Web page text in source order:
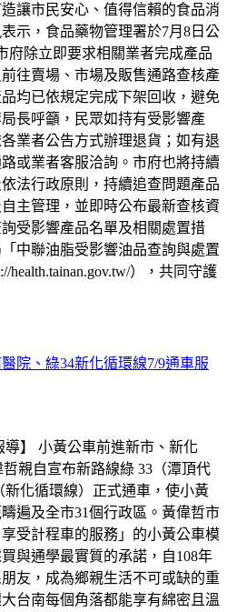
讓市民安心、值得信賴的食品消
示，食品藥物管理署於7月8日公
府除立即要求相關業者完成產品
往賣場、市場及販售通路查核產
均已依規定完成下架回收，避免
長呼籲，民眾如持有受影響產
業者公告方式辦理退貨；如有退
或業者客服洽詢。市府也將持續
法行政原則，持續追查問題產品
主管理，並即時公布最新查核資
受影響產品名單及相關處置措
中聯油脂受影響油品查詢與處置
health.tainan.gov.tw/），共同守護
院、綠34新化循環線7/9通車服
導】 小黃公車前進新市、新化
親自宣布新路線綠 33（潭頂代
新化循環線）正式通車，使小黃
遍及全市31個行政區。黃偉哲市
受計程車的服務」的小黃公車模
與通學最實質的承諾，自108年
友，成為鄉親生活不可或缺的重
台南每個角落都能享有綿密且溫